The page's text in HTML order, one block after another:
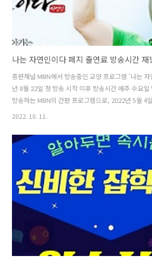
종편채널 MBN에서 방송중인 교양 프로그램 '나는
년 8월 22일 첫 방송 시작 이후 방송시간 매주 수요일
방송하는 MBN의 간판 프로그램으로, 2022년 5월 4
를 맞이하였고 현재까지 계속 이어오는 MBN의 대표
행복을 느끼며 유유자적하며 살아가는 자연인을 탐
램입니다. 나는 자연인이다 출연진 으로는 개그맨 윤
이 2회차마다 번갈아가면서 고정으로 방송출연하고,
우 정형석 이 담당하고 있습니다. 나는 자연인이다
론칭 초창기 때에는 3%대의 시청률을 기록하다가,
는..
2022. 10. 11.